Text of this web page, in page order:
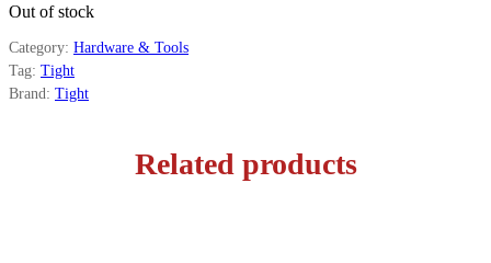
Out of stock
Category: Hardware & Tools
Tag: Tight
Brand: Tight
Related products